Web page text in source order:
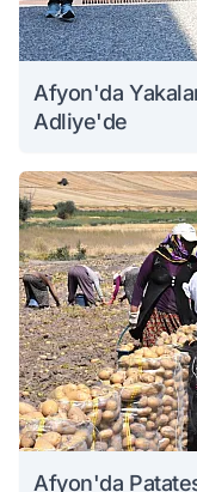
Afyon'da
Adliye'de
Afyon'da Patates